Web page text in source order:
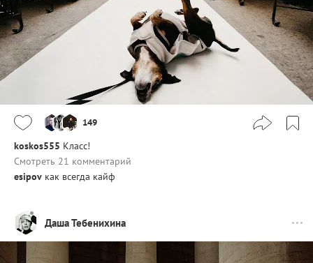
149
koskos555 Класс!
Смотреть 21 комментарий
esipov как всегда кайф
Даша Тебенихина